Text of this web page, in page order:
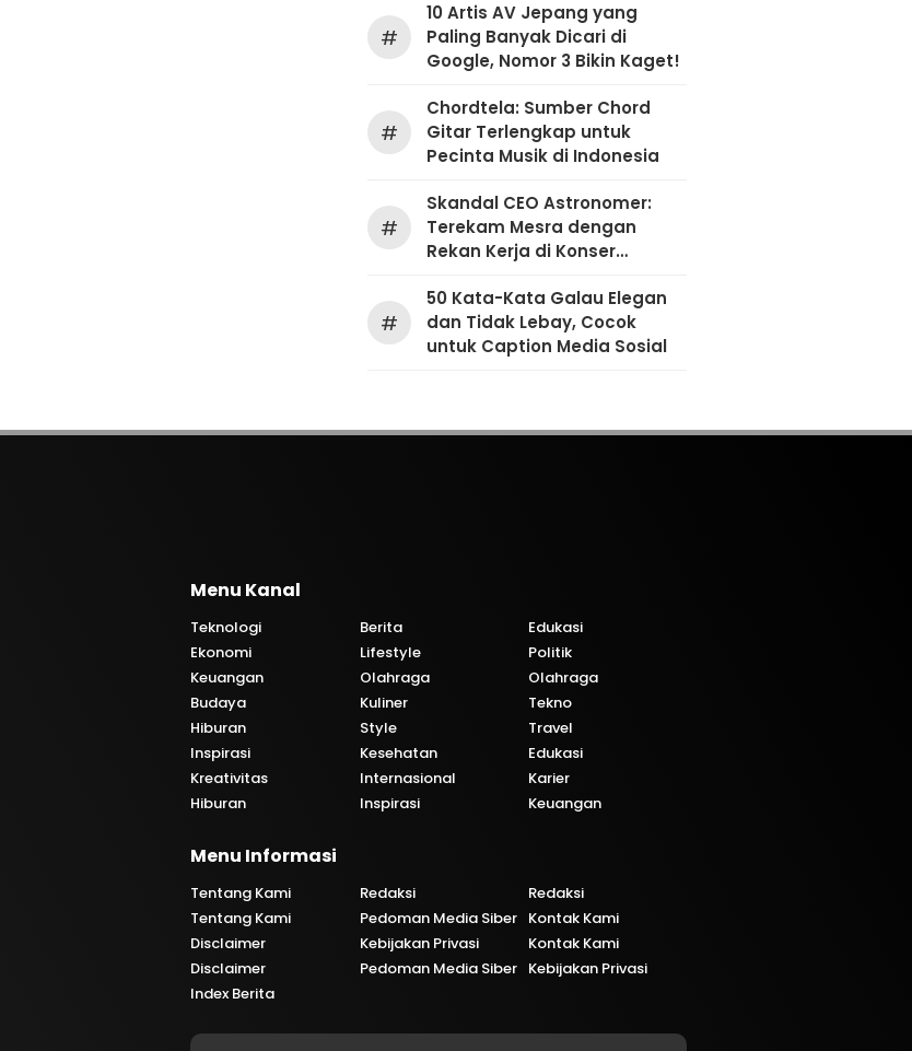
#
10 Artis AV Jepang yang
Paling Banyak Dicari di
Google, Nomor 3 Bikin Kaget!
#
Chordtela: Sumber Chord
Gitar Terlengkap untuk
Pecinta Musik di Indonesia
#
Skandal CEO Astronomer:
Terekam Mesra dengan
Rekan Kerja di Konser
#
50 Kata-Kata Galau Elegan
dan Tidak Lebay, Cocok
untuk Caption Media Sosial
Menu Kanal
Teknologi Berita
Edukasi
Ekonomi
Lifestyle
Politik
Keuangan
Olahraga
Olahraga
Budaya
Kuliner
Tekno
Hiburan
Style
Travel
Inspirasi
Kesehatan
Edukasi
Kreativitas
Internasional
Karier
Hiburan
Inspirasi Keuangan
Menu Informasi
Tentang Kami Redaksi
Redaksi
Tentang Kami
Pedoman Media Siber Kontak Kami
Disclaimer
Kebijakan Privasi
Kontak Kami
Disclaimer
Pedoman Media Siber Kebijakan Privasi
Index Berita